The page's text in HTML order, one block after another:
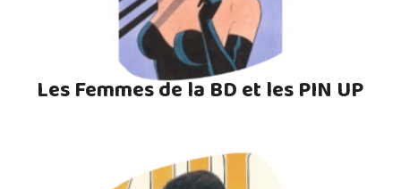
Les Femmes de la BD et les PIN UP